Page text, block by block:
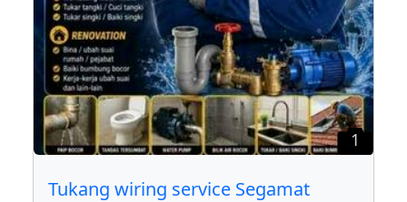
1
Tukang wiring service Segamat